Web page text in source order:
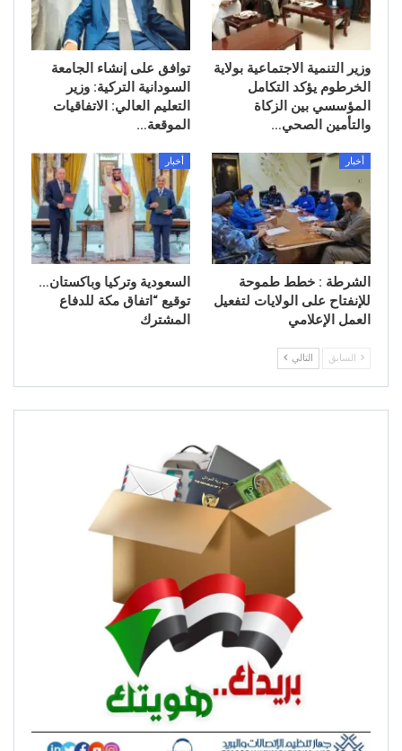
وزير التنمية الاجتماعية بولاية
الخرطوم يؤكد التكامل
المؤسسي بين الزكاة
والتأمين الصحي…
توافق على إنشاء الجامعة
السودانية التركية: وزير
التعليم العالي: الاتفاقيات
الموقعة…
أخبار
الشرطة : خطط طموحة
للإنفتاح على الولايات لتفعيل
العمل الإعلامي
أخبار
السعودية وتركيا وباكستان…
توقيع “اتفاق مكة للدفاع
المشترك
السابق التالي